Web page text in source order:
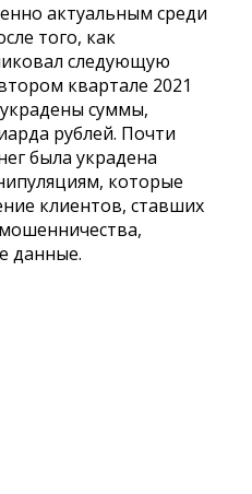
актуальным среди
того, как
следующую
квартале 2021
суммы,
рублей. Почти
была украдена
которые
клиентов, ставших
данные.